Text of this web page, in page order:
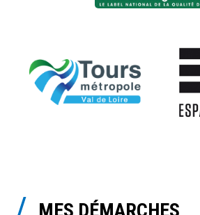
MES DÉMARCHES